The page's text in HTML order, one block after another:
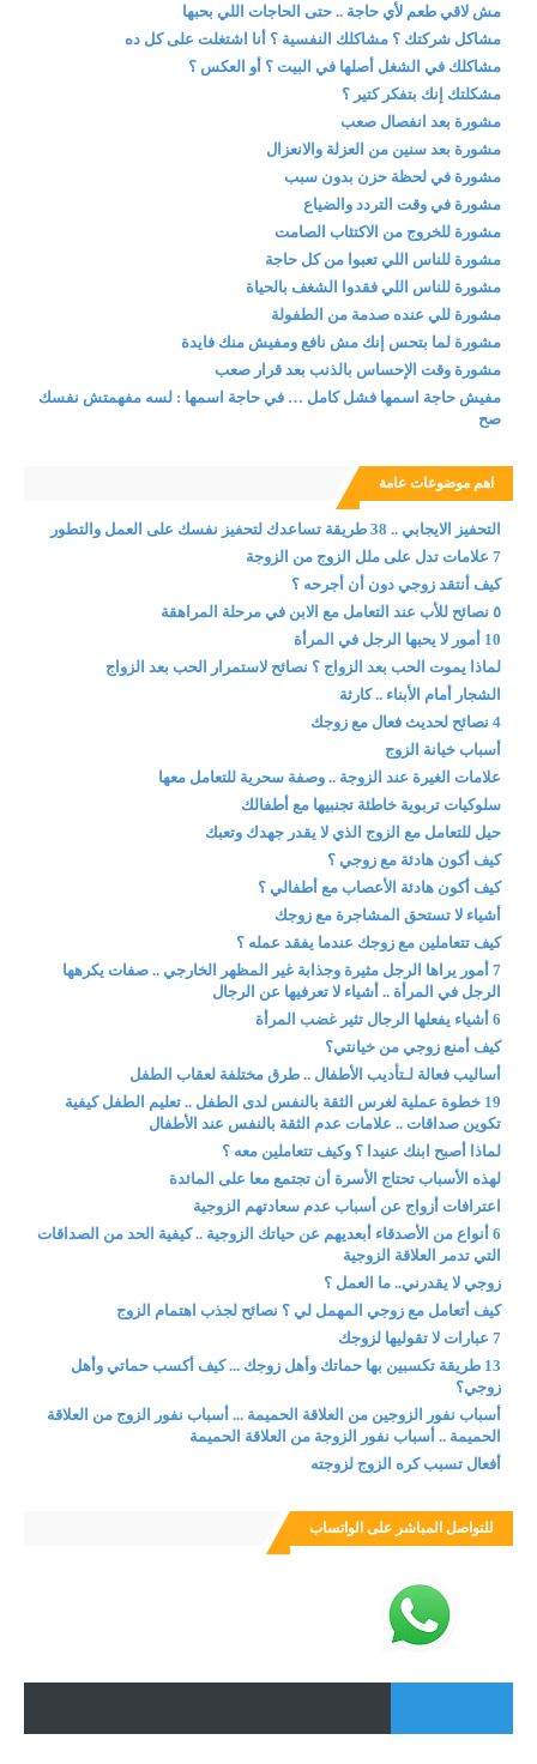
مش لاقي طعم لأي حاجة .. حتى الحاجات اللي بحبها
مشاكل شركتك ؟ مشاكلك النفسية ؟ أنا اشتغلت على كل ده
مشاكلك في الشغل أصلها في البيت ؟ أو العكس ؟
مشكلتك إنك بتفكر كتير ؟
مشورة بعد انفصال صعب
مشورة بعد سنين من العزلة والانعزال
مشورة في لحظة حزن بدون سبب
مشورة في وقت التردد والضياع
مشورة للخروج من الاكتئاب الصامت
مشورة للناس اللي تعبوا من كل حاجة
مشورة للناس اللي فقدوا الشغف بالحياة
مشورة للي عنده صدمة من الطفولة
مشورة لما بتحس إنك مش نافع ومفيش منك فايدة
مشورة وقت الإحساس بالذنب بعد قرار صعب
مفيش حاجة اسمها فشل كامل … في حاجة اسمها : لسه مفهمتش نفسك
صح
اهم موضوعات عامة
التحفيز الايجابي .. 38 طريقة تساعدك لتحفيز نفسك على العمل والتطور
7 علامات تدل على ملل الزوج من الزوجة
كيف أنتقد زوجي دون أن أجرحه ؟
٥ نصائح للأب عند التعامل مع الابن في مرحلة المراهقة
10 أمور لا يحبها الرجل في المرأة
لماذا يموت الحب بعد الزواج ؟ نصائح لاستمرار الحب بعد الزواج
الشجار أمام الأبناء .. كارثة
4 نصائح لحديث فعال مع زوجك
أسباب خيانة الزوج
علامات الغيرة عند الزوجة .. وصفة سحرية للتعامل معها
سلوكيات تربوية خاطئة تجنبيها مع أطفالك
حيل للتعامل مع الزوج الذي لا يقدر جهدك وتعبك
كيف أكون هادئة مع زوجي ؟
كيف أكون هادئة الأعصاب مع أطفالي ؟
أشياء لا تستحق المشاجرة مع زوجك
كيف تتعاملين مع زوجك عندما يفقد عمله ؟
7 أمور يراها الرجل مثيرة وجذابة غير المظهر الخارجي .. صفات يكرهها
الرجل في المرأة .. أشياء لا تعرفيها عن الرجال
6 أشياء يفعلها الرجال تثير غضب المرأة
كيف أمنع زوجي من خيانتي؟
أساليب فعالة لـتأديب الأطفال .. طرق مختلفة لعقاب الطفل
19 خطوة عملية لغرس الثقة بالنفس لدى الطفل .. تعليم الطفل كيفية
تكوين صداقات .. علامات عدم الثقة بالنفس عند الأطفال
لماذا أصبح ابنك عنيدا ؟ وكيف تتعاملين معه ؟
لهذه الأسباب تحتاج الأسرة أن تجتمع معا على المائدة
اعترافات أزواج عن أسباب عدم سعادتهم الزوجية
6 أنواع من الأصدقاء أبعديهم عن حياتك الزوجية .. كيفية الحد من الصداقات
التي تدمر العلاقة الزوجية
زوجي لا يقدرني.. ما العمل ؟
كيف أتعامل مع زوجي المهمل لي ؟ نصائح لجذب اهتمام الزوج
7 عبارات لا تقوليها لزوجك
13 طريقة تكسبين بها حماتك وأهل زوجك ... كيف أكسب حماتي وأهل
زوجي؟
أسباب نفور الزوجين من العلاقة الحميمة ... أسباب نفور الزوج من العلاقة
الحميمة .. أسباب نفور الزوجة من العلاقة الحميمة
أفعال تسبب كره الزوج لزوجته
للتواصل المباشر على الواتساب